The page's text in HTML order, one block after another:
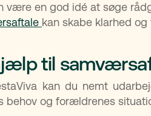
være en god idé at søge
kan skabe klarhed
til
kan du nemt
behov og forældrenes